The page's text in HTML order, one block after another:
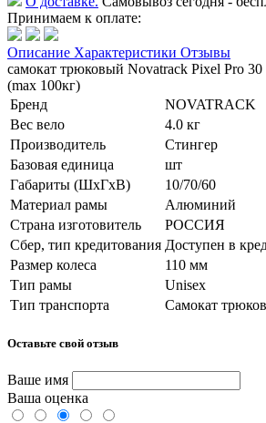
Принимаем к оплате:
Описание Характеристики Отзывы
самокат трюковый Novatrack Pixel Pro
(max 100кг)
Бренд
NOVATRACK
Вес вело
4.0 кг
Производитель
Стингер
Базовая единица
шт
Габариты (ШхГхВ)
10/70/60
Материал рамы
Алюминий
Страна изготовитель
РОССИЯ
Сбер, тип кредитования Доступен в
Размер колеса
110 мм
Тип рамы
Unisex
Тип транспорта
Самокат
Оставьте свой отзыв
Ваше имя
Ваша оценка